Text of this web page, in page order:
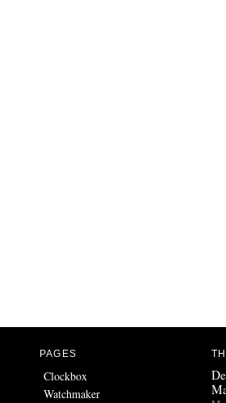
PAGES
Clockbox
Watchmaker